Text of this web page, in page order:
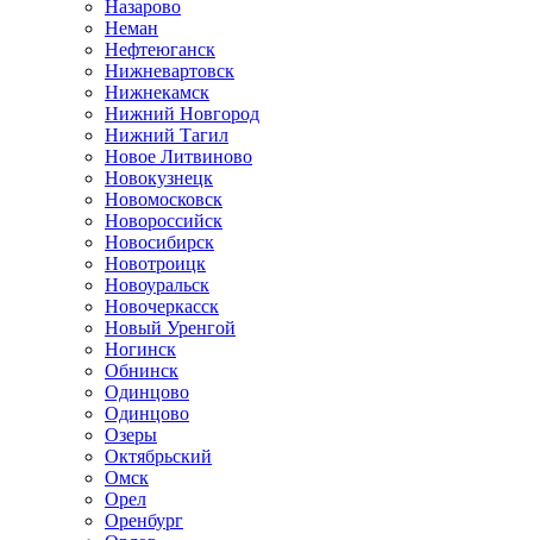
Назарово
Неман
Нефтеюганск
Нижневартовск
Нижнекамск
Нижний Новгород
Нижний Тагил
Новое Литвиново
Новокузнецк
Новомосковск
Новороссийск
Новосибирск
Новотроицк
Новоуральск
Новочеркасск
Новый Уренгой
Ногинск
Обнинск
Одинцово
Одинцово
Озеры
Октябрьский
Омск
Орел
Оренбург